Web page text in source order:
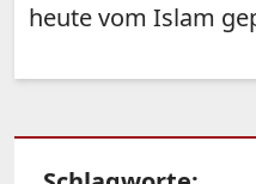
heute vom Islam